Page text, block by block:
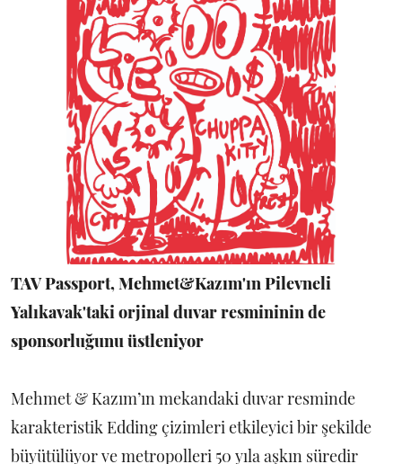
TAV Passport, Mehmet&Kazım'ın Pilevneli
Yalıkavak'taki orjinal duvar resmininin de
sponsorluğunu üstleniyor
Mehmet & Kazım’ın mekandaki duvar resminde
karakteristik Edding çizimleri etkileyici bir şekilde
büyütülüyor ve metropolleri 50 yıla aşkın süredir